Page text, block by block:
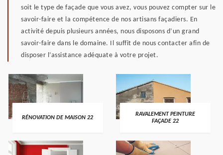
soit le type de façade que vous avez, vous pouvez compter sur le
savoir-faire et la compétence de nos artisans façadiers. En
activité depuis plusieurs années, nous disposons d’un grand
savoir-faire dans le domaine. Il suffit de nous contacter afin de
disposer l’assistance adéquate à votre projet.
RÉNOVATION DE MAISON 22
RAVALEMENT PEINTURE
FAÇADE 22